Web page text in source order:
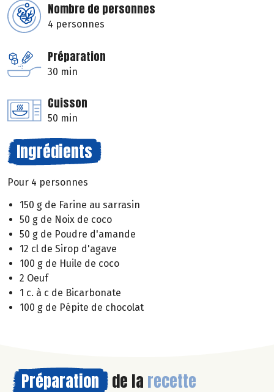
Nombre de personnes
4 personnes
Préparation
30 min
Cuisson
50 min
Ingrédients
Pour 4 personnes
150 g de Farine au sarrasin
50 g de Noix de coco
50 g de Poudre d'amande
12 cl de Sirop d'agave
100 g de Huile de coco
2 Oeuf
1 c. à c de Bicarbonate
100 g de Pépite de chocolat
Préparation de la recette